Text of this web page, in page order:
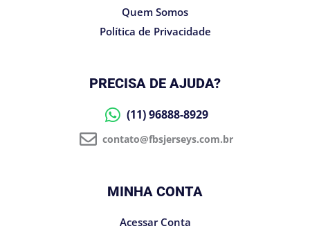
Quem Somos
Política de Privacidade
PRECISA DE AJUDA?
(11) 96888-8929
contato@fbsjerseys.com.br
MINHA CONTA
Acessar Conta